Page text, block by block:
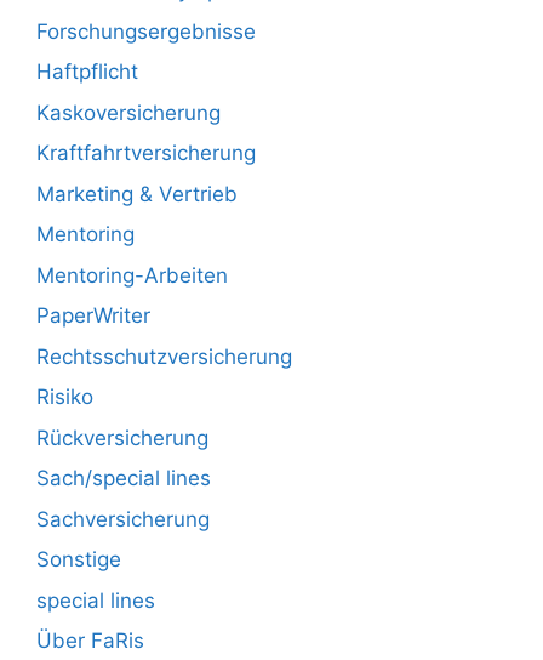
Forschungsergebnisse
Haftpflicht
Kaskoversicherung
Kraftfahrtversicherung
Marketing & Vertrieb
Mentoring
Mentoring-Arbeiten
PaperWriter
Rechtsschutzversicherung
Risiko
Rückversicherung
Sach/special lines
Sachversicherung
Sonstige
special lines
Über FaRis